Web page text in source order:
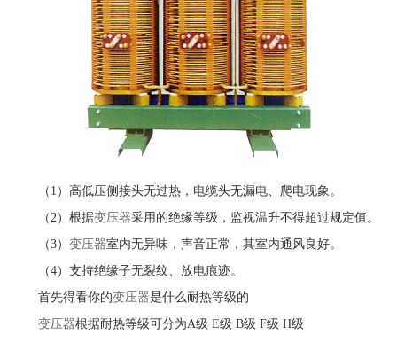
（1）高低压侧接头无过热，电缆头无漏电、爬电现象。
（2）根据变压器采用的绝缘等级，监视温升不得超过规定值。
（3） 变压器室内无异味，声音正常，其室内通风良好。
（4）支持绝缘子无裂纹、放电痕迹。
首先得看你的变压器是什么耐热等级的
变压器根据耐热等级可分为A级 E级 B级 F级 H级